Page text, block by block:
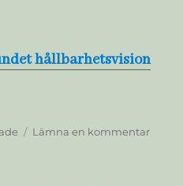
hållbarhetsvision
Lämna en kommentartill